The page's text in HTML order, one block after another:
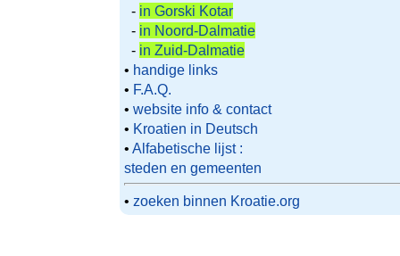
- in Gorski Kotar
- in Noord-Dalmatie
- in Zuid-Dalmatie
• handige links
• F.A.Q.
• website info & contact
• Kroatien in Deutsch
• Alfabetische lijst :
steden en gemeenten
• zoeken binnen Kroatie.org